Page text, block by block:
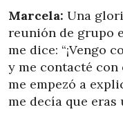
Marcela: Una
reunión de grupo
me dice: “¡Vengo
y me contacté con
me empezó a
me decía que eras